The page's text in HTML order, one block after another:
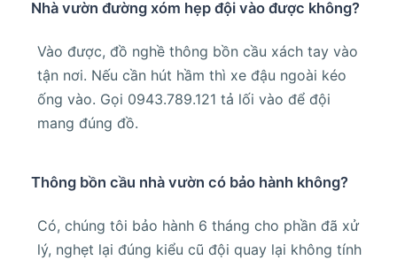
Nhà vườn đường xóm hẹp đội vào được không?
Vào được, đồ nghề thông bồn cầu xách tay vào
tận nơi. Nếu cần hút hầm thì xe đậu ngoài kéo
ống vào. Gọi 0943.789.121 tả lối vào để đội
mang đúng đồ.
Thông bồn cầu nhà vườn có bảo hành không?
Có, chúng tôi bảo hành 6 tháng cho phần đã xử
lý, nghẹt lại đúng kiểu cũ đội quay lại không tính